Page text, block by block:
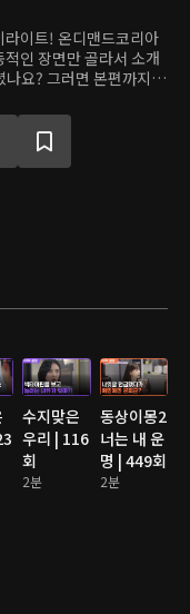
라이트! 온디맨드코리아
인 장면만 골라서 소개
요? 그러면 본편까지
수지맞은
우리 | 116
회
2분
동상이몽2
너는 내 운
명 | 449회
2분